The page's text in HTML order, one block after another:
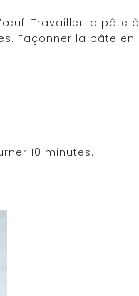
Travailler la pâte à
Façonner la pâte en
10 minutes.